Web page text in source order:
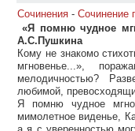
Сочинения - Сочинение
«Я помню чудное
А.С.Пушкина
Кому не знакомо
мгновенье...»,
мелодичностью?
любимой,
Я помню чудное
мимолетное виденье,